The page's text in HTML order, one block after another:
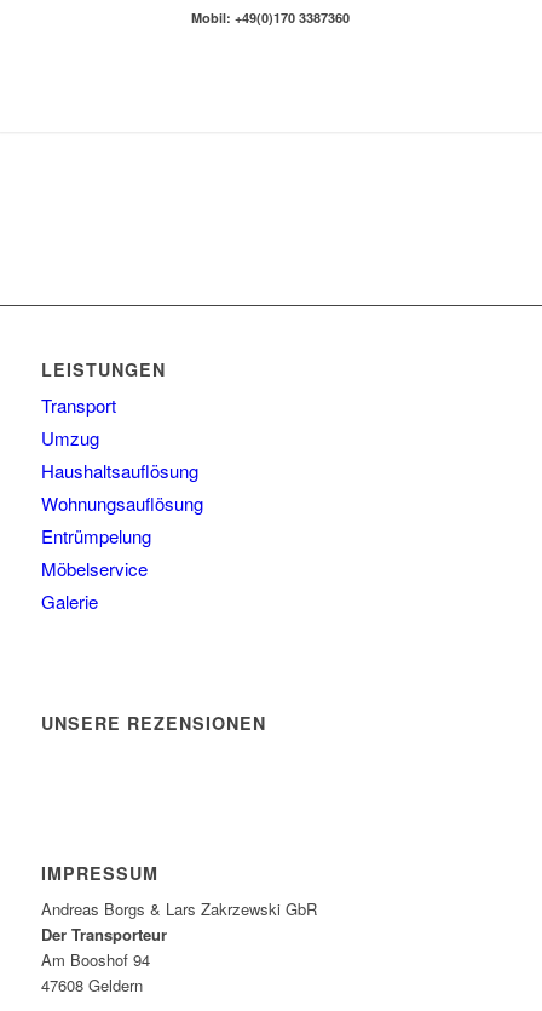
Mobil: +49(0)170 3387360
LEISTUNGEN
Transport
Umzug
Haushaltsauflösung
Wohnungsauflösung
Entrümpelung
Möbelservice
Galerie
UNSERE REZENSIONEN
IMPRESSUM
Andreas Borgs & Lars Zakrzewski GbR
Der Transporteur
Am Booshof 94
47608 Geldern